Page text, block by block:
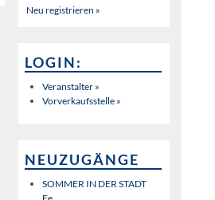
Neu registrieren »
LOGIN:
Veranstalter »
Vorverkaufsstelle »
NEUZUGÄNGE
SOMMER IN DER STADT